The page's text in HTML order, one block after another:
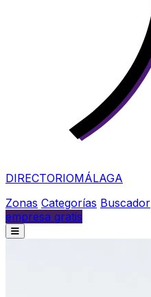
DIRECTORIOMÁLAGA
Zonas Categorías Buscador
empresa gratis